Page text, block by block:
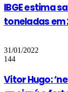
IBGE estima
toneladas em
31/01/2022
144
Vitor Hugo: